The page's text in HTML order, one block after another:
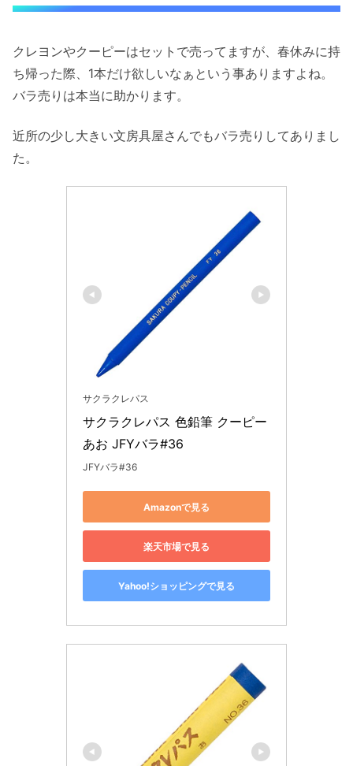
クレヨンやクーピーはセットで売ってますが、春休みに持
ち帰った際、1本だけ欲しいなぁという事ありますよね。
バラ売りは本当に助かります。
近所の少し大きい文房具屋さんでもバラ売りしてありまし
た。
サクラクレパス
サクラクレパス 色鉛筆 クーピー
あお JFYバラ#36
JFYバラ#36
Amazonで見る
楽天市場で見る
Yahoo!ショッピングで見る